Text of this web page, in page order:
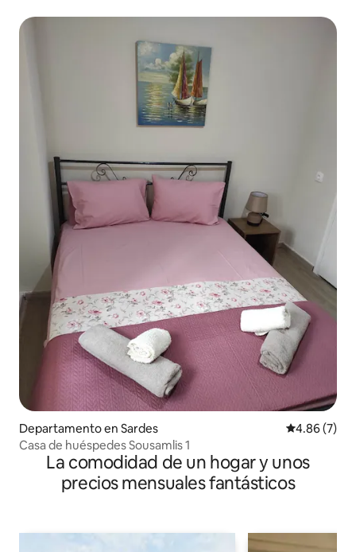
Departamento en Sardes Calificación
4.86 (7)
Casa de huéspedes Sousamlis 1
La comodidad de un hogar y unos
precios mensuales fantásticos